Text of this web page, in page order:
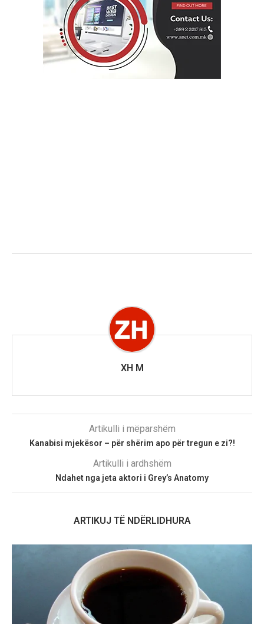
XH M
Artikulli i mëparshëm
Kanabisi mjekësor – për shërim apo për tregun e zi?!
Artikulli i ardhshëm
Ndahet nga jeta aktori i Grey’s Anatomy
ARTIKUJ TË NDËRLIDHURA